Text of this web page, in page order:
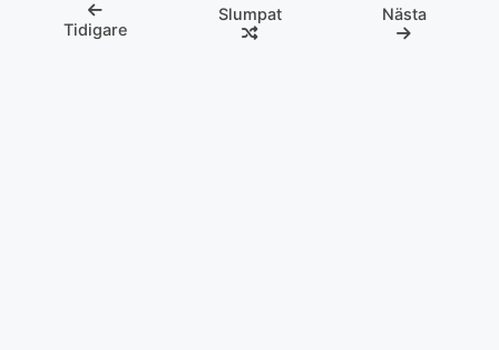
Tidigare
Slumpat Nästa